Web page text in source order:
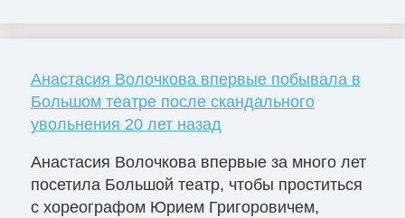
Анастасия Волочкова впервые побывала в
Большом театре после скандального
увольнения 20 лет назад
Анастасия Волочкова впервые за много лет
посетила Большой театр, чтобы проститься
с хореографом Юрием Григоровичем,